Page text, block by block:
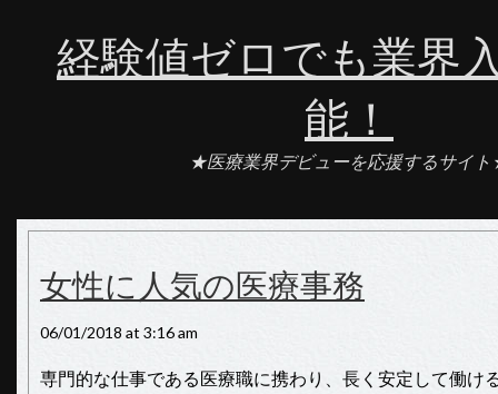
経験値ゼロでも業界
能！
★医療業界デビューを応援するサイ
女性に人気の医療事務
06/01/2018 at 3:16 am
専門的な仕事である医療職に携わり、長く安定して働け